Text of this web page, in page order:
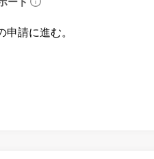
請に進む。